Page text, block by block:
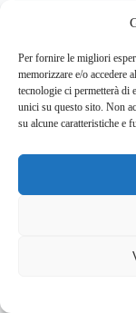
Per fornire le migliori
memorizzare e/o accedere
tecnologie ci permetterà di
unici su questo sito. Non
su alcune caratteristiche e